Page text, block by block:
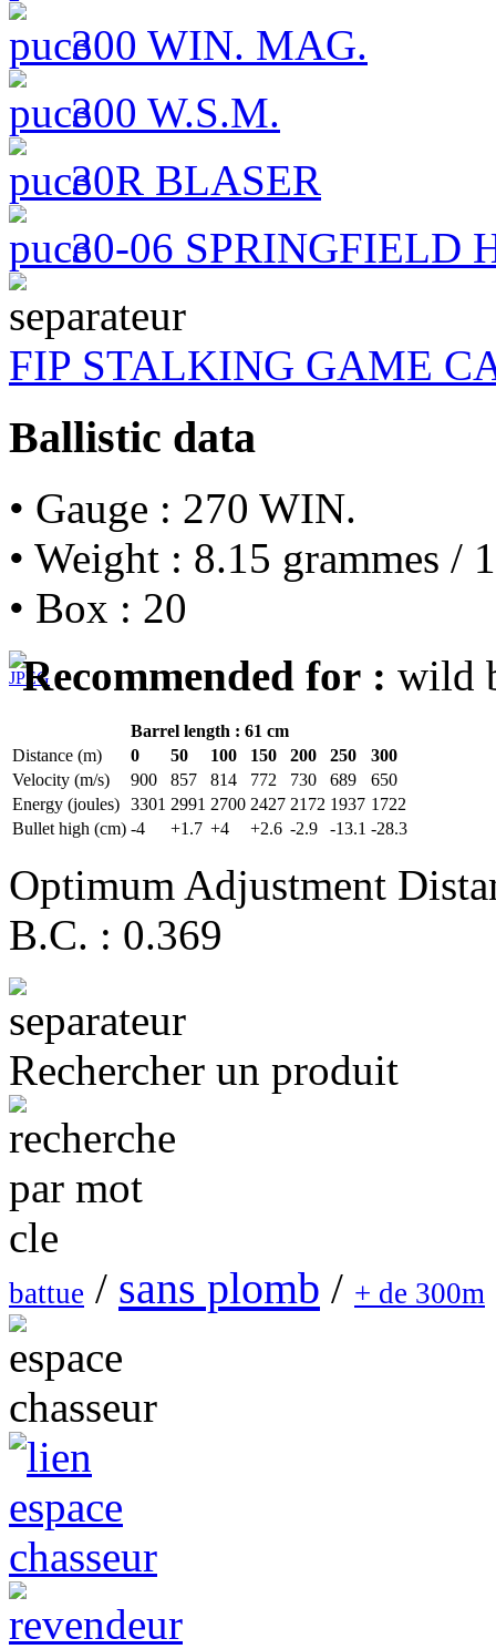
300 WIN. MAG.
300 W.S.M.
30R BLASER
30-06 SPRINGFIELD
FIP STALKING GAME
Ballistic data
• Gauge : 270 WIN.
• Weight : 8.15 grammes /
• Box : 20
Recommended for : wild
Barrel length : 61 cm
Distance (m)
0 50 100 150 200 250
300
Velocity (m/s)
900 857 814 772 730 689
650
Energy (joules) 3301 2991 2700 2427 2172 1937 1722
Bullet high (cm) -4 +1.7 +4 +2.6 -2.9 -13.1 -28.3
Optimum Adjustment
B.C. : 0.369
Rechercher un produit
battue / sans plomb / + de 300m